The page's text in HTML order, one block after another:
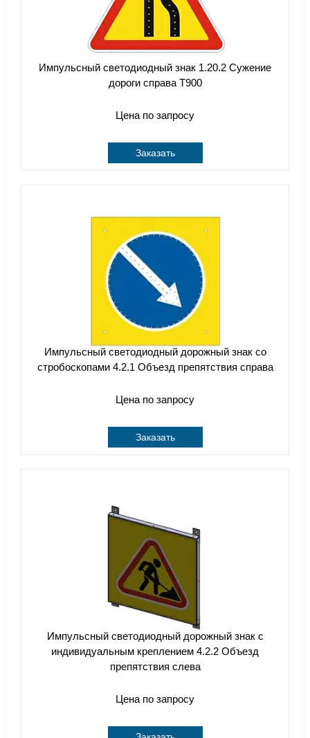
Импульсный светодиодный знак 1.20.2 Сужение
дороги справа Т900
Цена по запросу
Заказать
Импульсный cветодиодный дорожный знак со
стробоскопами 4.2.1 Объезд препятствия справа
Цена по запросу
Заказать
Импульсный cветодиодный дорожный знак с
индивидуальным креплением 4.2.2 Объезд
препятствия слева
Цена по запросу